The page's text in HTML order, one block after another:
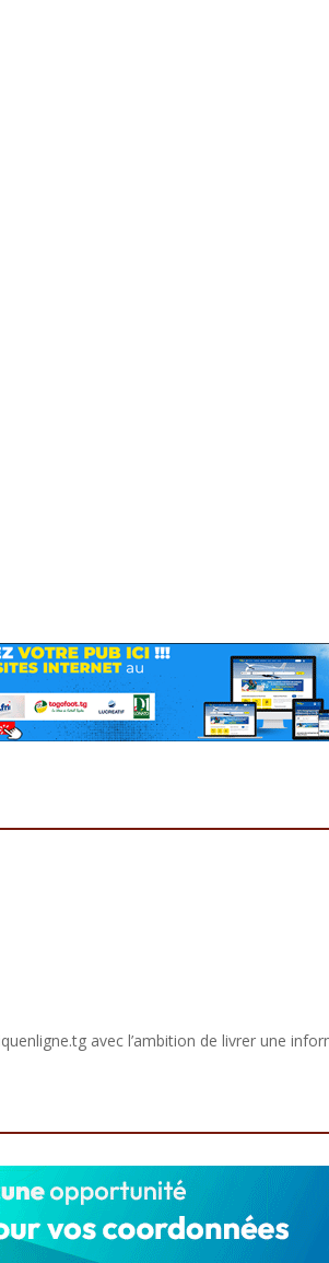
avec l’ambition de livrer une